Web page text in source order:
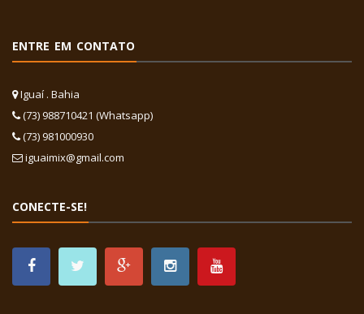
ENTRE EM CONTATO
Iguaí . Bahia
(73) 988710421 (Whatsapp)
(73) 981000930
iguaimix@gmail.com
CONECTE-SE!